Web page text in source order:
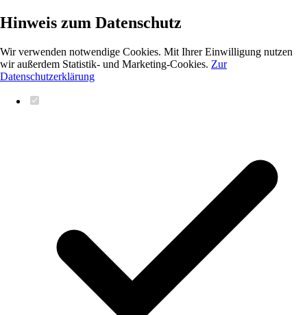
Hinweis zum Datenschutz
Wir verwenden notwendige Cookies. Mit Ihrer Einwilligung nutzen
wir außerdem Statistik- und Marketing-Cookies. Zur
Datenschutzerklärung